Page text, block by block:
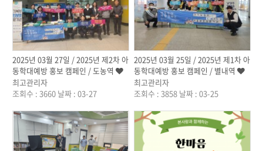
2025년 03월 27일 / 2025년 제2차 아
동학대예방 홍보 캠페인 / 도농역
최고관리자
조회수 : 3660 날짜 : 03-27
2025년 03월 25일 / 2025년 제1차 아
동학대예방 홍보 캠페인 / 별내역
최고관리자
조회수 : 3858 날짜 : 03-25
작성자 작성자